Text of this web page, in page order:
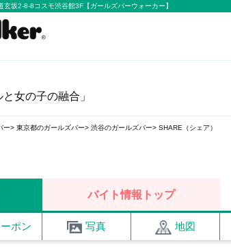
坂2-8-8コスモ渋谷館3F【ガールズバーウォーカー】
女の子の融合」
ー 東京都のガールズバー 渋谷のガールズバー SHARE（シェア）
バイト情報トップ
ポン 写真 地図